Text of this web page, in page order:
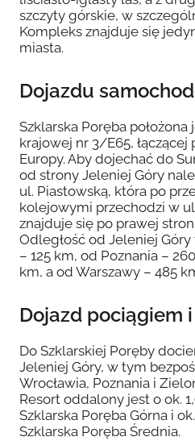
szczyty górskie, w
Kompleks znajduje się
miasta.
Dojazdu
Szklarska Poręba
krajowej nr 3/E65, łączącej
Europy. Aby dojechać do
od strony Jeleniej Góry
ul. Piastowską, która po
kolejowymi przechodzi w
znajduje się po prawej
Odległość od Jeleniej Góry
– 125 km, od Poznania –
km, a od Warszawy – 485
Dojazd pociągiem
Do Szklarskiej Poręby
Jeleniej Góry, w tym
Wrocławia, Poznania i
Resort oddalony jest o ok.
Szklarska Poręba Górna i
Szklarska Poręba Średnia.